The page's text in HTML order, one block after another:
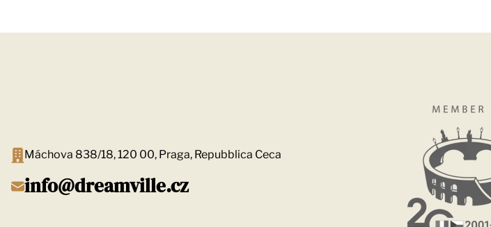
Máchova 838/18, 120 00, Praga, Repubblica Ceca
info@dreamville.cz